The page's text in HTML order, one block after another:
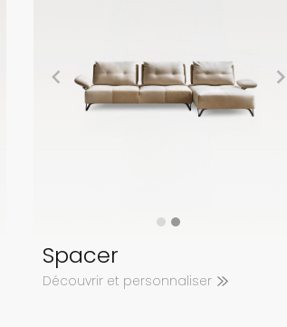
Spacer
Découvrir et personnaliser